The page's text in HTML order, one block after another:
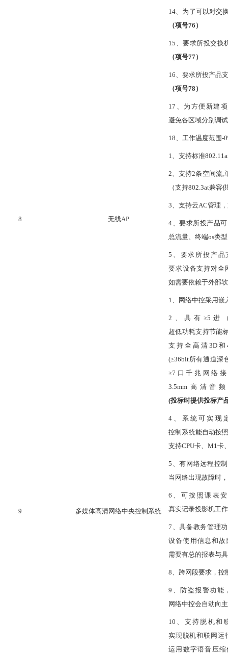
14、为了可以对交
（项号76 ）
15 、要求所投交换
（项号77）
16、要求所投产品
（项号78 ）
17 、为方便新建
避免各区域分别调
18、工作温度范围-
8 无线AP
1、支持标准
2、支持2条空间流,
（支持802.3at兼容
3、支持云AC管理
4、要求所投产品
总流量、终端os类
5 、要求所投产
要求设备支持对全
如需要依赖于外部
9 多媒体高清网络中央控制系统
1、网络中控采用嵌
2、具有≥5进
超低功耗支持节能
支持全高清3D和
(≥36bit所有通道深
≥7口千兆网络
3.5mm高清音
(投标时提供投标产
4、系统可实现
控制系统能自动按
支持CPU卡、M1卡
5、有网络远程控
当网络出现故障时
6、可按照课表
真实记录投影机工
7、具备教务管理
设备使用信息和
需要有总的报表与
8、跨网段要求，控
9、防盗报警功能
网络中控会自动向
10、支持脱机和
实现脱机和联网运
运用数字语音压